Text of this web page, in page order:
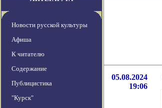
Новости русской культуры
Афиша
К читателю
Содержание
Публицистика
"Курск"
05.08.2024
19:06